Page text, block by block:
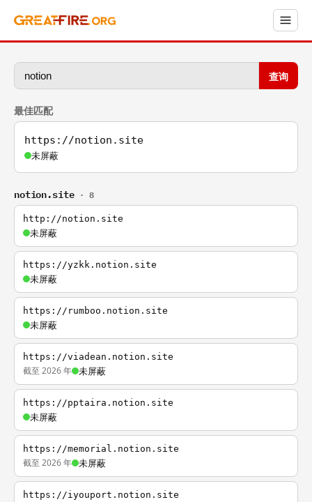
查询
最佳匹配
https://notion.site
未屏蔽
notion.site · 8
http://notion.site
未屏蔽
https://yzkk.notion.site
未屏蔽
https://rumboo.notion.site
未屏蔽
https://viadean.notion.site
截至 2026 年 未屏蔽
https://pptaira.notion.site
未屏蔽
https://memorial.notion.site
截至 2026 年 未屏蔽
https://iyouport.notion.site